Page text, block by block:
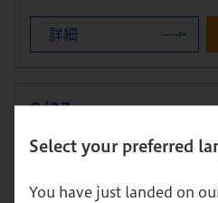
Select your preferred
You have just landed on
詳細
8/27
体験クラス＆説明会
開催：東京校